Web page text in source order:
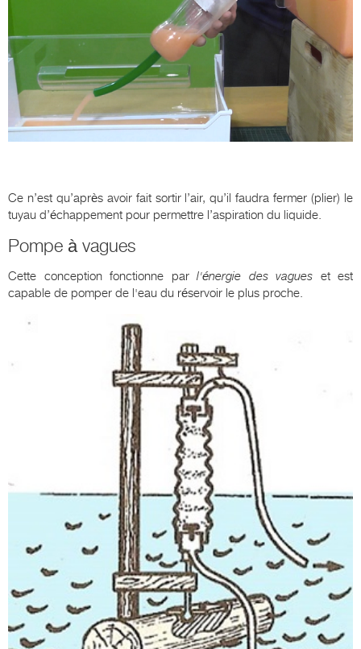
Ce n’est qu’après avoir fait sortir l’air, qu’il faudra fermer (plier) le
tuyau d’échappement pour permettre l’aspiration du liquide.
Pompe à vagues
Cette conception fonctionne par l'énergie des vagues et est
capable de pomper de l'eau du réservoir le plus proche.